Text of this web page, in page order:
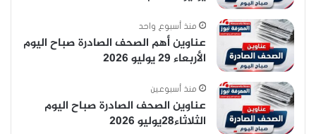
منذ أسبوع واحد
عناوين أهم الصحف الصادرة صباح اليوم
الأربعاء 29 يوليو 2026
منذ أسبوعين
عناوين الصحف الصادرة صباح اليوم
الثلاثاء28يوليو 2026